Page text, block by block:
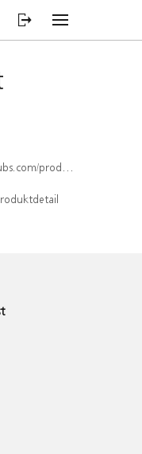
isin/CH1570517222